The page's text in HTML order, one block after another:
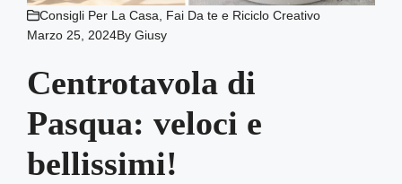
Consigli Per La Casa, Fai Da te e Riciclo Creativo
Marzo 25, 2024ByGiusy
Centrotavola di
Pasqua: veloci e
bellissimi!